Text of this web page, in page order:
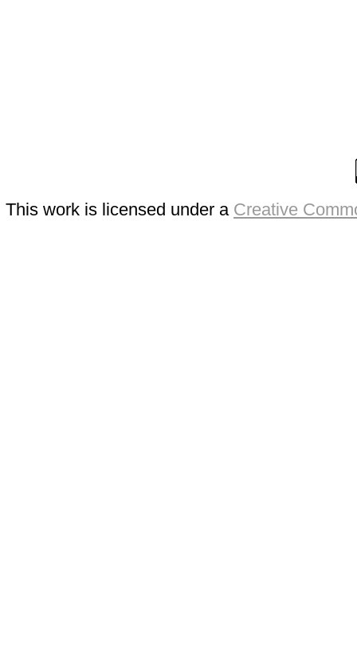
This work is licensed under a Creative